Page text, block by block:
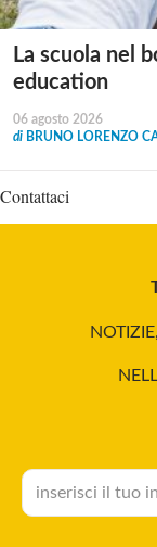
La scuola nel
education
06 agosto 2026
di BRUNO LORENZO
Contattaci